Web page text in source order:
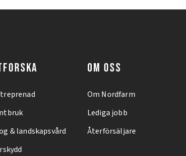
& landskapsvård
OM OSS
Om Nordfarm
Lediga jobb
Återförsäljare